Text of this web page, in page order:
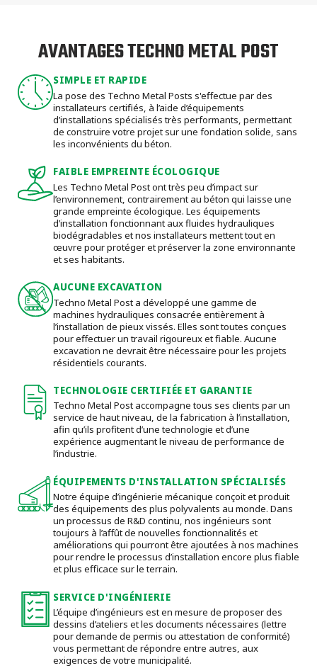
AVANTAGES TECHNO METAL POST
SIMPLE ET RAPIDE
La pose des Techno Metal Posts s'effectue par des
installateurs certifiés, à l’aide d’équipements
d’installations spécialisés très performants, permettant
de construire votre projet sur une fondation solide, sans
les inconvénients du béton.
FAIBLE EMPREINTE ÉCOLOGIQUE
Les Techno Metal Post ont très peu d’impact sur
l’environnement, contrairement au béton qui laisse une
grande empreinte écologique. Les équipements
d’installation fonctionnant aux fluides hydrauliques
biodégradables et nos installateurs mettent tout en
œuvre pour protéger et préserver la zone environnante
et ses habitants.
AUCUNE EXCAVATION
Techno Metal Post a développé une gamme de
machines hydrauliques consacrée entièrement à
l’installation de pieux vissés. Elles sont toutes conçues
pour effectuer un travail rigoureux et fiable. Aucune
excavation ne devrait être nécessaire pour les projets
résidentiels courants.
TECHNOLOGIE CERTIFIÉE ET GARANTIE
Techno Metal Post accompagne tous ses clients par un
service de haut niveau, de la fabrication à l’installation,
afin qu’ils profitent d’une technologie et d’une
expérience augmentant le niveau de performance de
l’industrie.
ÉQUIPEMENTS D'INSTALLATION SPÉCIALISÉS
Notre équipe d’ingénierie mécanique conçoit et produit
des équipements des plus polyvalents au monde. Dans
un processus de R&D continu, nos ingénieurs sont
toujours à l’affût de nouvelles fonctionnalités et
améliorations qui pourront être ajoutées à nos machines
pour rendre le processus d’installation encore plus fiable
et plus efficace sur le terrain.
SERVICE D'INGÉNIERIE
L’équipe d’ingénieurs est en mesure de proposer des
dessins d’ateliers et les documents nécessaires (lettre
pour demande de permis ou attestation de conformité)
vous permettant de répondre entre autres, aux
exigences de votre municipalité.